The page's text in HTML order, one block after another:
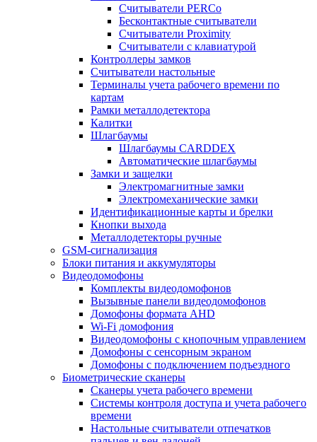
Считыватели PERCo
Бесконтактные считыватели
Считыватели Proximity
Считыватели с клавиатурой
Контроллеры замков
Считыватели настольные
Терминалы учета рабочего времени по
картам
Рамки металлодетектора
Калитки
Шлагбаумы
Шлагбаумы CARDDEX
Автоматические шлагбаумы
Замки и защелки
Электромагнитные замки
Электромеханические замки
Идентификационные карты и брелки
Кнопки выхода
Металлодетекторы ручные
GSM-сигнализация
Блоки питания и аккумуляторы
Видеодомофоны
Комплекты видеодомофонов
Вызывные панели видеодомофонов
Домофоны формата AHD
Wi-Fi домофония
Видеодомофоны с кнопочным управлением
Домофоны с сенсорным экраном
Домофоны с подключением подъездного
Биометрические сканеры
Сканеры учета рабочего времени
Системы контроля доступа и учета рабочего
времени
Настольные считыватели отпечатков